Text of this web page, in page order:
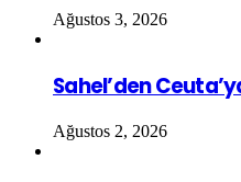
Ağustos 3, 2026
Sahel’den
Ağustos 2, 2026